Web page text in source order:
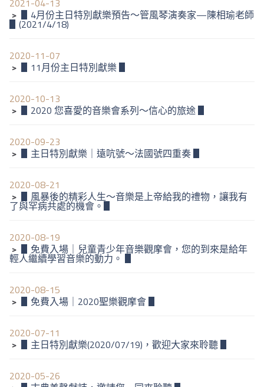
2021-04-13
﹥ ▋4月份主日特別獻樂預告～管風琴演奏家—陳相瑜老師
▋(2021/4/18)
2020-11-07
﹥ ▋11月份主日特別獻樂 ▋
2020-10-13
﹥ ▋2020 您喜愛的音樂會系列～信心的旅途 ▋
2020-09-23
﹥ ▋主日特別獻樂｜遠吭號～法國號四重奏 ▋
2020-08-21
﹥ ▋風暴後的精彩人生～音樂是上帝給我的禮物，讓我有
了與罕病共處的機會。▋
2020-08-19
﹥ ▋免費入場｜兒童青少年音樂觀摩會，您的到來是給年
輕人繼續學習音樂的動力。 ▋
2020-08-15
﹥ ▋免費入場｜2020聖樂觀摩會 ▋
2020-07-11
﹥ ▋主日特別獻樂(2020/07/19)，歡迎大家來聆聽 ▋
2020-05-26